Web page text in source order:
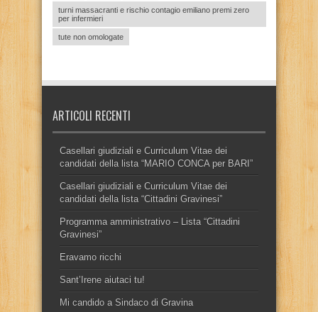
turni massacranti e rischio contagio emiliano premi zero
per infermieri
tute non omologate
ARTICOLI RECENTI
Casellari giudiziali e Curriculum Vitae dei
candidati della lista “MARIO CONCA per BARI”
Casellari giudiziali e Curriculum Vitae dei
candidati della lista “Cittadini Gravinesi”
Programma amministrativo – Lista “Cittadini
Gravinesi”
Eravamo ricchi
Sant’Irene aiutaci tu!
Mi candido a Sindaco di Gravina